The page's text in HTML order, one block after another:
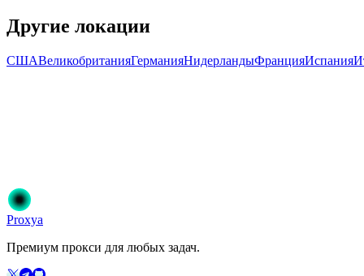
Другие локации
СШАВеликобританияГерманияНидерландыФранцияИспания
Начать
Proxya
Премиум прокси для любых задач.